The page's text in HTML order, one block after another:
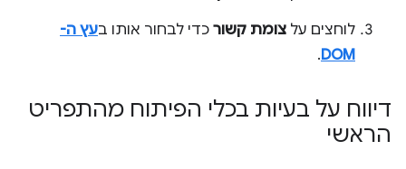
לוחצים על צומת קשור כדי לבחור אותו בעץ ה-
DOM
.
דיווח על בעיות בכלי הפיתוח מהתפריט
הראשי